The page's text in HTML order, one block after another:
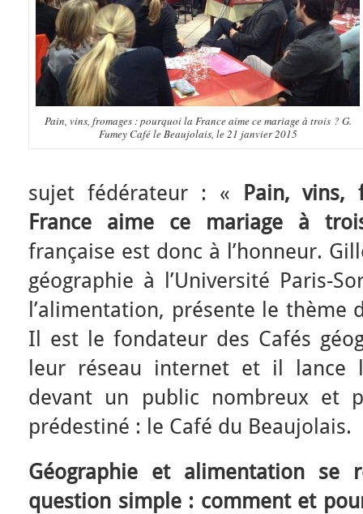
Pain, vins, fromages : pourquoi la France aime ce mariage à trois ? G.
Fumey Café le Beaujolais, le 21 janvier 2015
sujet fédérateur : «
Pain, vins,
France aime ce mariage à
française est donc à l’honneur.
géographie à l’Université Paris-
l’alimentation, présente le thème
Il est le fondateur des Cafés
leur réseau internet et il lance
devant un public nombreux et
prédestiné : le Café du Beaujolais.
Géographie et alimentation se
question simple : comment et